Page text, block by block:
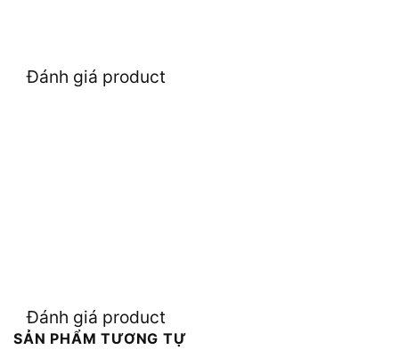
Đánh giá product
Đánh giá product
SẢN PHẨM TƯƠNG TỰ